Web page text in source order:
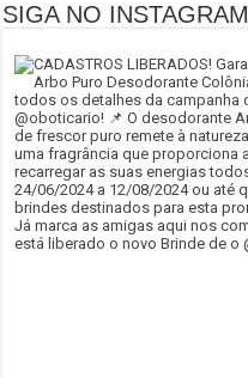
SIGA NO INSTAGRAM